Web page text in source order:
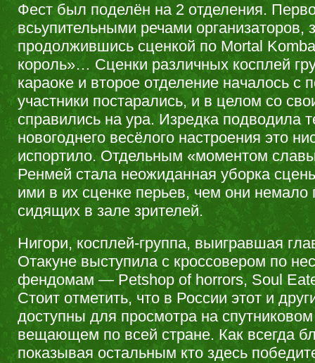
Фест был поделён на 2 отделения.
всьупительными речами организаторов,
продолжившись сценкой по Mortal
король»… Сценки различных косплей
караоке и второе отделение началось с
участники постарались, и в целом со
справились на ура. Изредка подводила
новогоднего весёлого настроения это
испортило. Отдельным «моментом
Ренмей стала неожиданная уборка
ими в их сценке перьев, чем они немало
сидящих в зале зрителей.
Нигори, косплей-группа, выигравшая
Отакуне выступила с кроссовером по
фендомам — Petshop of horrors, Soul
Стоит отметить, что в России этот и
доступны для просмотра на
вещающем по всей стране. Как всегда
показывая остальным кто здесь